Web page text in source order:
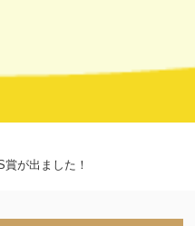
が出ました！